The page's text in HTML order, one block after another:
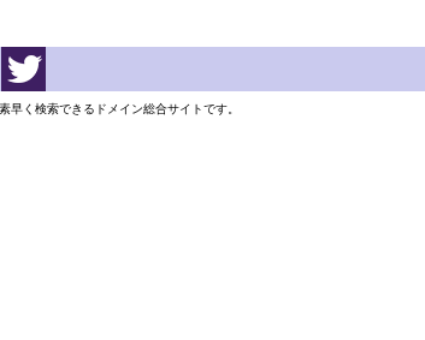
早く検索できるドメイン総合サイトです。